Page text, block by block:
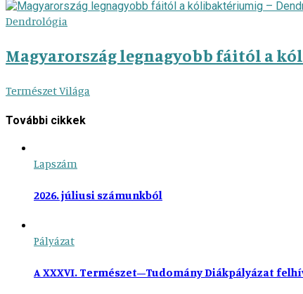
Dendrológia
Magyarország legnagyobb fáitól a
Természet Világa
További cikkek
Lapszám
2026. júliusi számunkból
Pályázat
A XXXVI. Természet–Tudomány Diákpályázat